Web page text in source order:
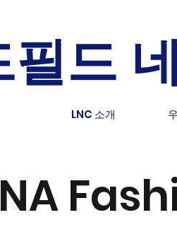
필드
LNC 소개